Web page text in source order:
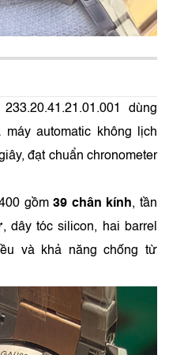
dùng
automatic không lịch
đạt chuẩn chronometer
gồm39 chân kính, tần
, dây tóc silicon, hai barrel
và khả năng chống từ